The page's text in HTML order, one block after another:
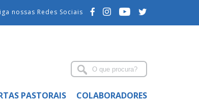
nossas Redes Sociais
PASTORAIS COLABORADORES